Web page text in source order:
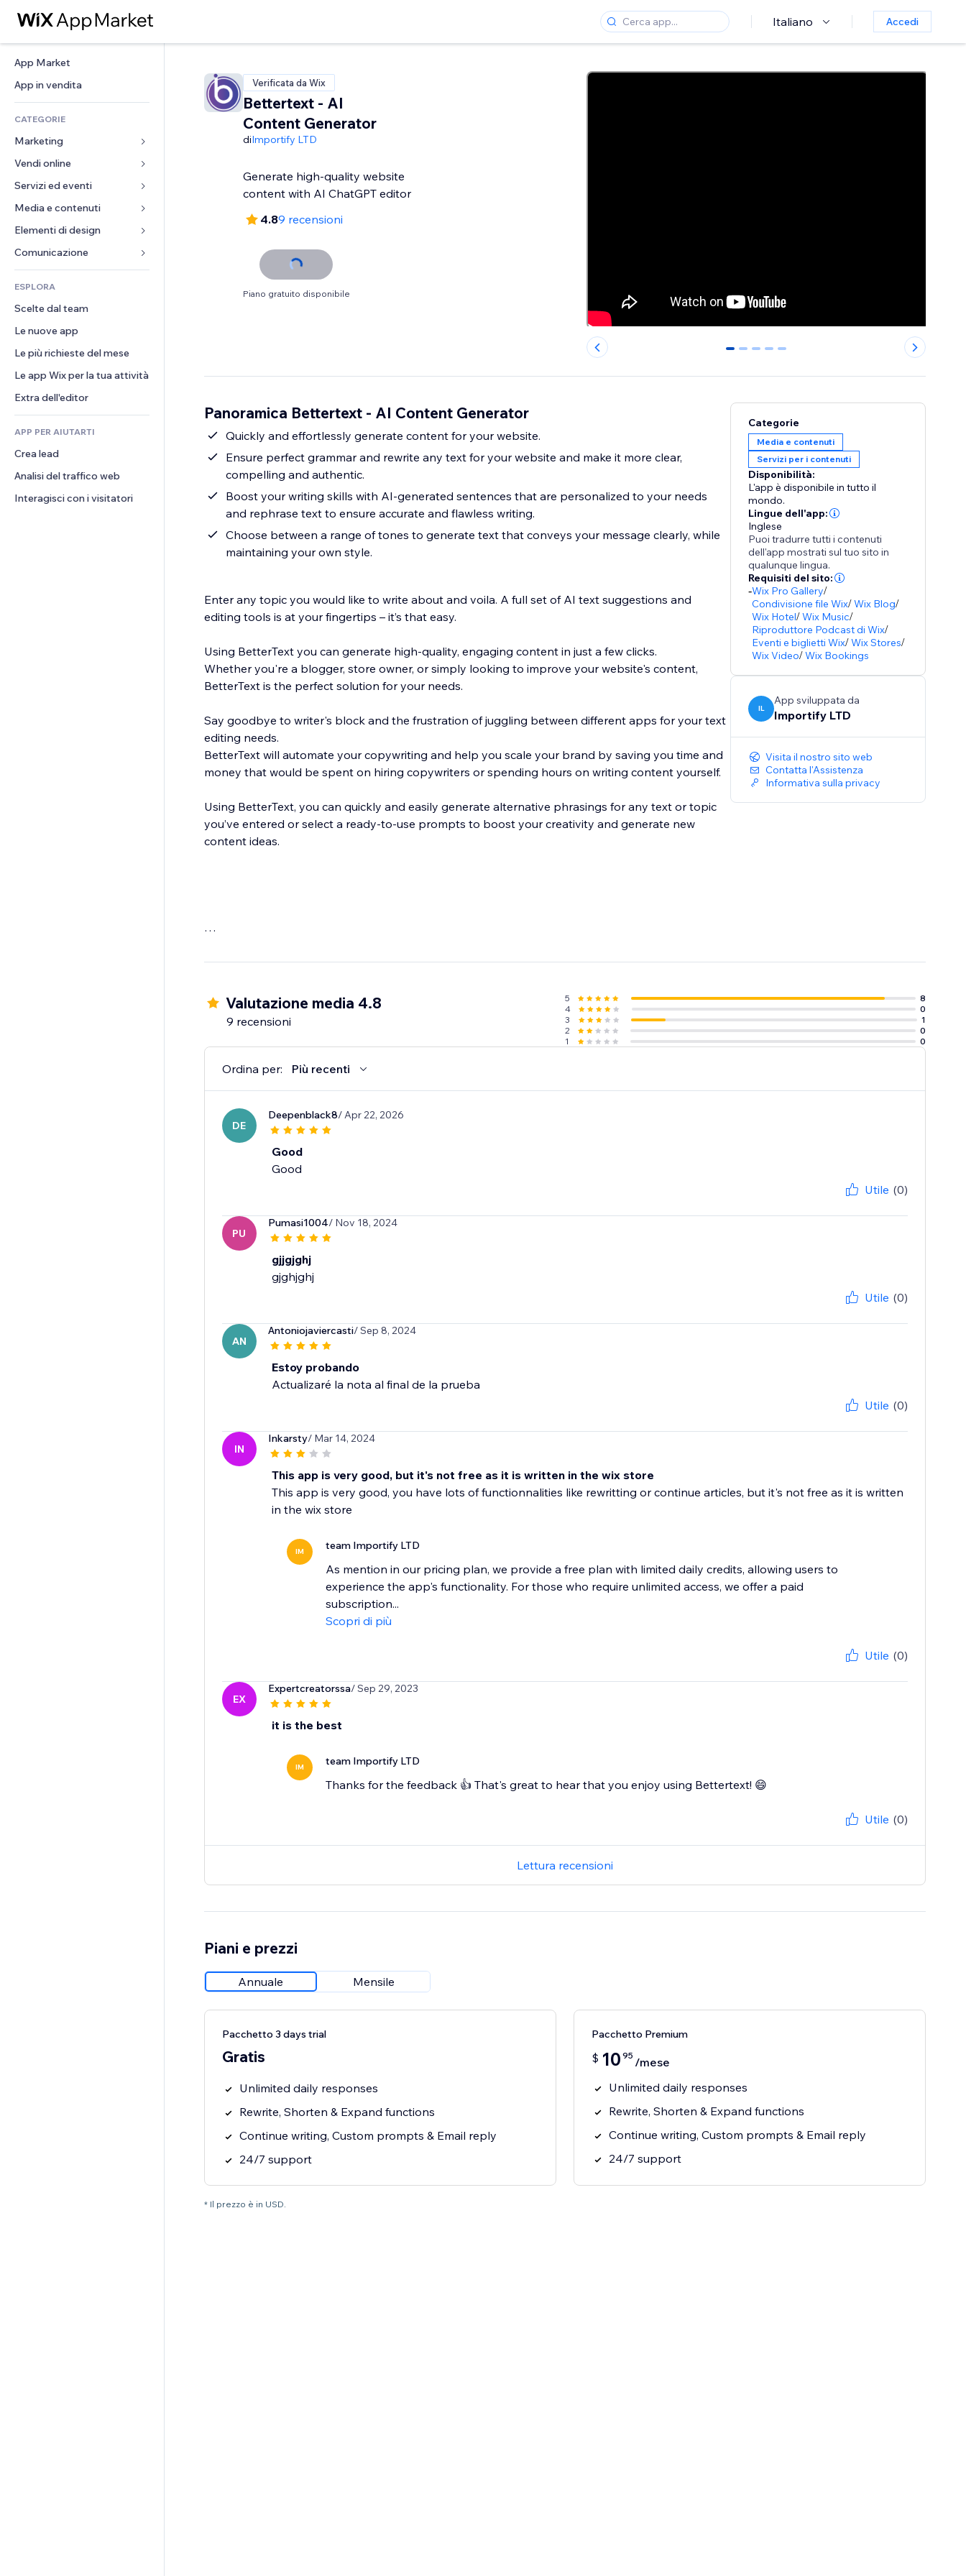
Italiano Accedi
App Market
App in vendita
CATEGORIE
Marketing
Inserzioni
Mobile
Dati analitici
Inserzioni sito
Email
Vendi online
App per Stores
Spedizione e consegna
Tasti Vendi
Amministrazione
Buoni e programmi fedeltà
Servizi ed eventi
Hotel
Eventi
Ristoranti
Immobiliare
Prenotazioni
Media e contenuti
Galleria
Musica
Podcast
Fotografia
Video
PDF
Condivisione file
Elementi di design
Mappe e navigazione
Privacy e sicurezza
Orologio
Template per pagine
Effetti immagine
Tasti e menu
Banner e badge
Calcolatrici
Cerca
Meteo
Grafici e tabelle
Moduli
Sondaggi
Chat
Commenti
Telefono
Community
Recensioni e testimonial
CRM
ESPLORA
Scelte dal team
Le nuove app
Le più richieste del mese
Le app Wix per la tua attività
Extra dell'editor
APP PER AIUTARTI
Crea lead
Analisi del traffico web
Interagisci con i visitatori
Verificata da Wix
Bettertext - AI
Content Generator
diImportify LTD
Generate high-quality website
content with AI ChatGPT editor
4.89 recensioni
Piano gratuito disponibile
0 1 2 3 4
Panoramica Bettertext - AI Content Generator
Quickly and effortlessly generate content for your website.
Ensure perfect grammar and rewrite any text for your website and make it more clear,
compelling and authentic.
Boost your writing skills with AI-generated sentences that are personalized to your needs
and rephrase text to ensure accurate and flawless writing.
Choose between a range of tones to generate text that conveys your message clearly, while
maintaining your own style.
Enter any topic you would like to write about and voila. A full set of AI text suggestions and
editing tools is at your fingertips – it’s that easy.
Using BetterText you can generate high-quality, engaging content in just a few clicks.
Whether you're a blogger, store owner, or simply looking to improve your website's content,
BetterText is the perfect solution for your needs.
Say goodbye to writer's block and the frustration of juggling between different apps for your text
editing needs.
BetterText will automate your copywriting and help you scale your brand by saving you time and
money that would be spent on hiring copywriters or spending hours on writing content yourself.
Using BetterText, you can quickly and easily generate alternative phrasings for any text or topic
you’ve entered or select a ready-to-use prompts to boost your creativity and generate new
content ideas.
Categorie
Media e contenuti
Servizi per i contenuti
Disponibilità:
L'app è disponibile in tutto il
mondo.
Lingue dell'app:
Inglese
Puoi tradurre tutti i contenuti
dell'app mostrati sul tuo sito in
qualunque lingua.
Requisiti del sito:
-Wix Pro Gallery/
Condivisione file Wix/Wix Blog/
Wix Hotel/Wix Music/
Riproduttore Podcast di Wix/
Eventi e biglietti Wix/Wix Stores/
Wix Video/Wix Bookings
IL
App sviluppata da
Importify LTD
Visita il nostro sito web
Contatta l'Assistenza
Informativa sulla privacy
Valutazione media 4.8
9 recensioni
5
8
4
0
3
1
2
0
1
0
Ordina per: Più recenti
DE
Deepenblack8/ Apr 22, 2026
Good
Good
Utile (0)
PU
Pumasi1004/ Nov 18, 2024
gjjgjghj
gjghjghj
Utile (0)
AN
Antoniojaviercasti/ Sep 8, 2024
Estoy probando
Actualizaré la nota al final de la prueba
Utile (0)
IN
Inkarsty/ Mar 14, 2024
This app is very good, but it's not free as it is written in the wix store
This app is very good, you have lots of functionnalities like rewritting or continue articles, but it's not free as it is written
in the wix store
IM team Importify LTD
As mention in our pricing plan, we provide a free plan with limited daily credits, allowing users to
experience the app's functionality. For those who require unlimited access, we offer a paid
subscription...
Scopri di più
Utile (0)
EX
Expertcreatorssa/ Sep 29, 2023
it is the best
IM team Importify LTD
Thanks for the feedback 👍 That's great to hear that you enjoy using Bettertext! 😄
Utile (0)
Lettura recensioni
Piani e prezzi
Annuale Mensile
Pacchetto 3 days trial
Gratis
Unlimited daily responses
Rewrite, Shorten & Expand functions
Continue writing, Custom prompts & Email reply
24/7 support
Pacchetto Premium
$ 10 95 /mese
Unlimited daily responses
Rewrite, Shorten & Expand functions
Continue writing, Custom prompts & Email reply
24/7 support
* Il prezzo è in USD.